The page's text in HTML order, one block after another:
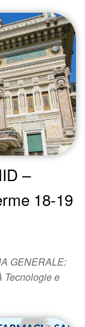
–
18-19
GENERALE:
Tecnologie e